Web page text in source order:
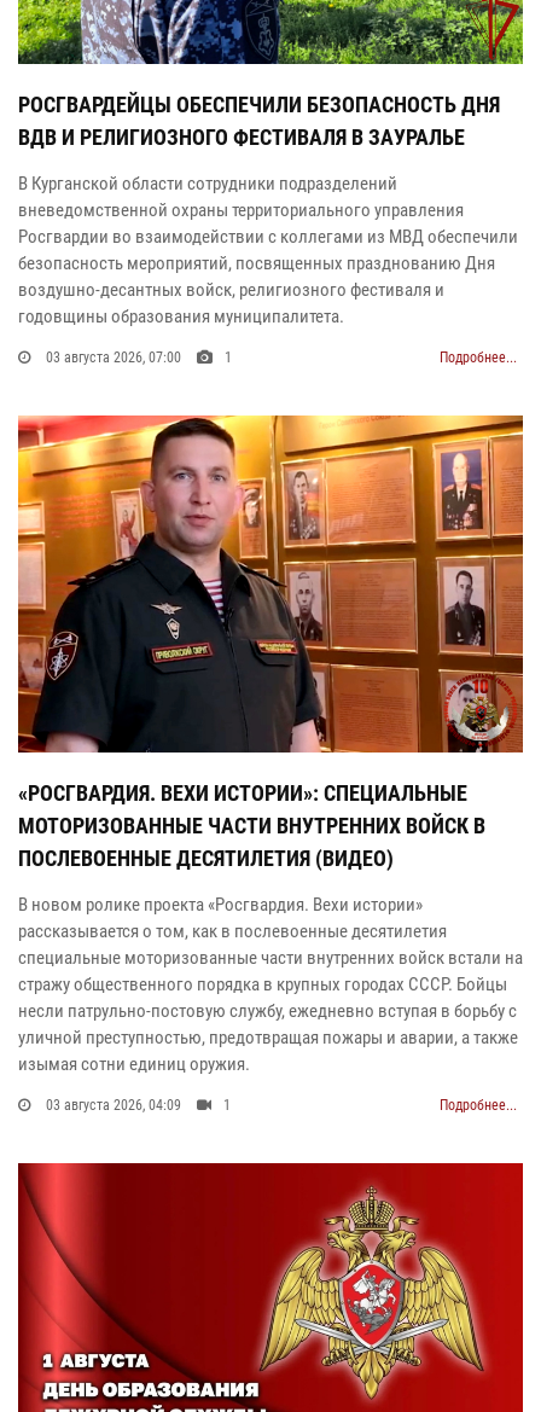
РОСГВАРДЕЙЦЫ ОБЕСПЕЧИЛИ БЕЗОПАСНОСТЬ ДНЯ
ВДВ И РЕЛИГИОЗНОГО ФЕСТИВАЛЯ В ЗАУРАЛЬЕ
В Курганской области сотрудники подразделений
вневедомственной охраны территориального управления
Росгвардии во взаимодействии с коллегами из МВД обеспечили
безопасность мероприятий, посвященных празднованию Дня
воздушно-десантных войск, религиозного фестиваля и
годовщины образования муниципалитета.
03 августа 2026, 07:00 1 Подробнее...
«РОСГВАРДИЯ. ВЕХИ ИСТОРИИ»: СПЕЦИАЛЬНЫЕ
МОТОРИЗОВАННЫЕ ЧАСТИ ВНУТРЕННИХ ВОЙСК В
ПОСЛЕВОЕННЫЕ ДЕСЯТИЛЕТИЯ (ВИДЕО)
В новом ролике проекта «Росгвардия. Вехи истории»
рассказывается о том, как в послевоенные десятилетия
специальные моторизованные части внутренних войск встали на
стражу общественного порядка в крупных городах СССР. Бойцы
несли патрульно-постовую службу, ежедневно вступая в борьбу с
уличной преступностью, предотвращая пожары и аварии, а также
изымая сотни единиц оружия.
03 августа 2026, 04:09 1 Подробнее...